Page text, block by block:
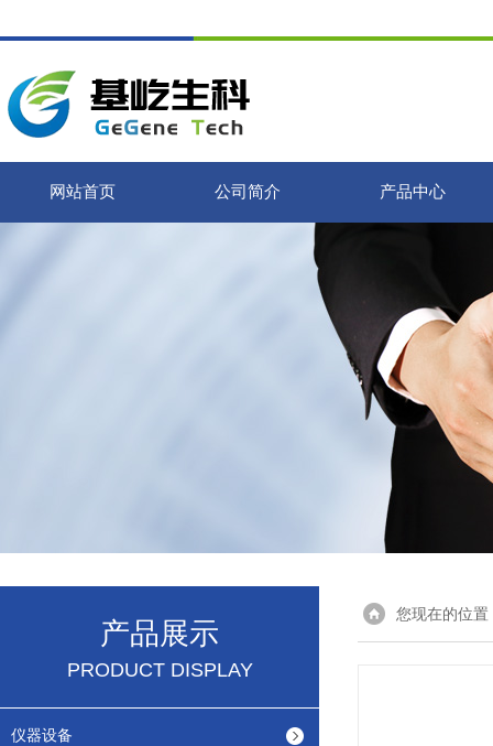
网站首页 公司简介 产品中心
产品展示
PRODUCT DISPLAY
仪器设备
您现在的位置